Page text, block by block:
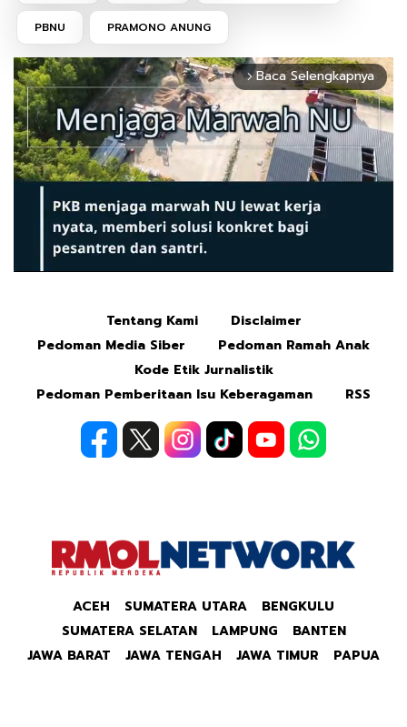
PBNU PRAMONO ANUNG
arrow_forward_ios Baca Selengkapnya
Tentang Kami
Disclaimer
Pedoman Media Siber
Pedoman Ramah Anak
Kode Etik Jurnalistik
Pedoman Pemberitaan Isu Keberagaman
RSS
ACEH SUMATERA UTARA
BENGKULU
SUMATERA SELATAN
LAMPUNG
BANTEN
JAWA BARAT
JAWA TENGAH JAWA TIMUR PAPUA